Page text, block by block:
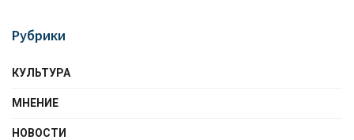
Рубрики
КУЛЬТУРА
МНЕНИЕ
НОВОСТИ